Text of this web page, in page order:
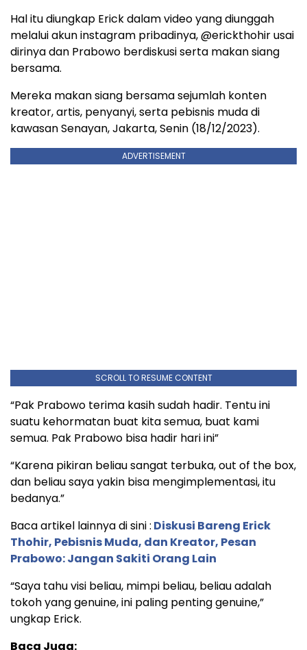
Hal itu diungkap Erick dalam video yang diunggah
melalui akun instagram pribadinya, @erickthohir usai
dirinya dan Prabowo berdiskusi serta makan siang
bersama.
Mereka makan siang bersama sejumlah konten
kreator, artis, penyanyi, serta pebisnis muda di
kawasan Senayan, Jakarta, Senin (18/12/2023).
ADVERTISEMENT
SCROLL TO RESUME CONTENT
“Pak Prabowo terima kasih sudah hadir. Tentu ini
suatu kehormatan buat kita semua, buat kami
semua. Pak Prabowo bisa hadir hari ini”
“Karena pikiran beliau sangat terbuka, out of the box,
dan beliau saya yakin bisa mengimplementasi, itu
bedanya.”
Baca artikel lainnya di sini : Diskusi Bareng Erick
Thohir, Pebisnis Muda, dan Kreator, Pesan
Prabowo: Jangan Sakiti Orang Lain
“Saya tahu visi beliau, mimpi beliau, beliau adalah
tokoh yang genuine, ini paling penting genuine,”
ungkap Erick.
Baca Juga: